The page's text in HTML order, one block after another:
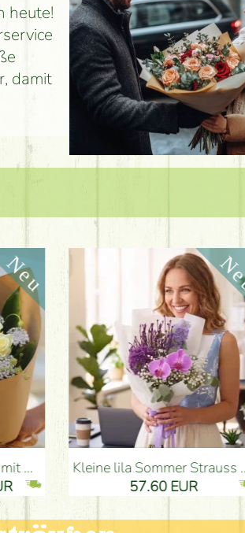
heute!
damit
Kleine lila Sommer Strauss mit Delphinium, Orchidee - Blumenlieferung Budapest
57.60 EUR